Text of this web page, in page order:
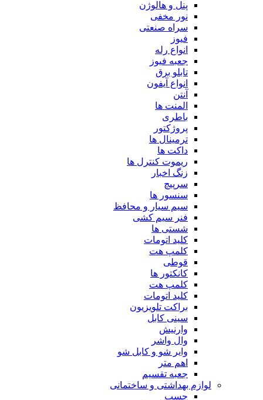
پنل و هالوژن
نور مخفی
سراه صنعتی
فیوز
انواع رله
جعبه فیوز
تابلو برق
انواع آیفون
آنتن
المنت ها
باطری
پروژکتور
ترمینال ها
داکت ها
ریموت کنترل ها
زنگ اخبار
سرپیچ
سنسور ها
سیم سیار و محافظ
فنر سیم کشی
شستی ها
کلید اتومات
کلمپ هت
قوطی
کانکتور ها
کلمپ هت
کلید اتومات
براکت تلویزیون
سینی کابل
وارنیش
وال واشر
وایر شو و کابل شو
اهم متر
جعبه تقسیم
لوازم بهداشتی و ساختمانی
چسب